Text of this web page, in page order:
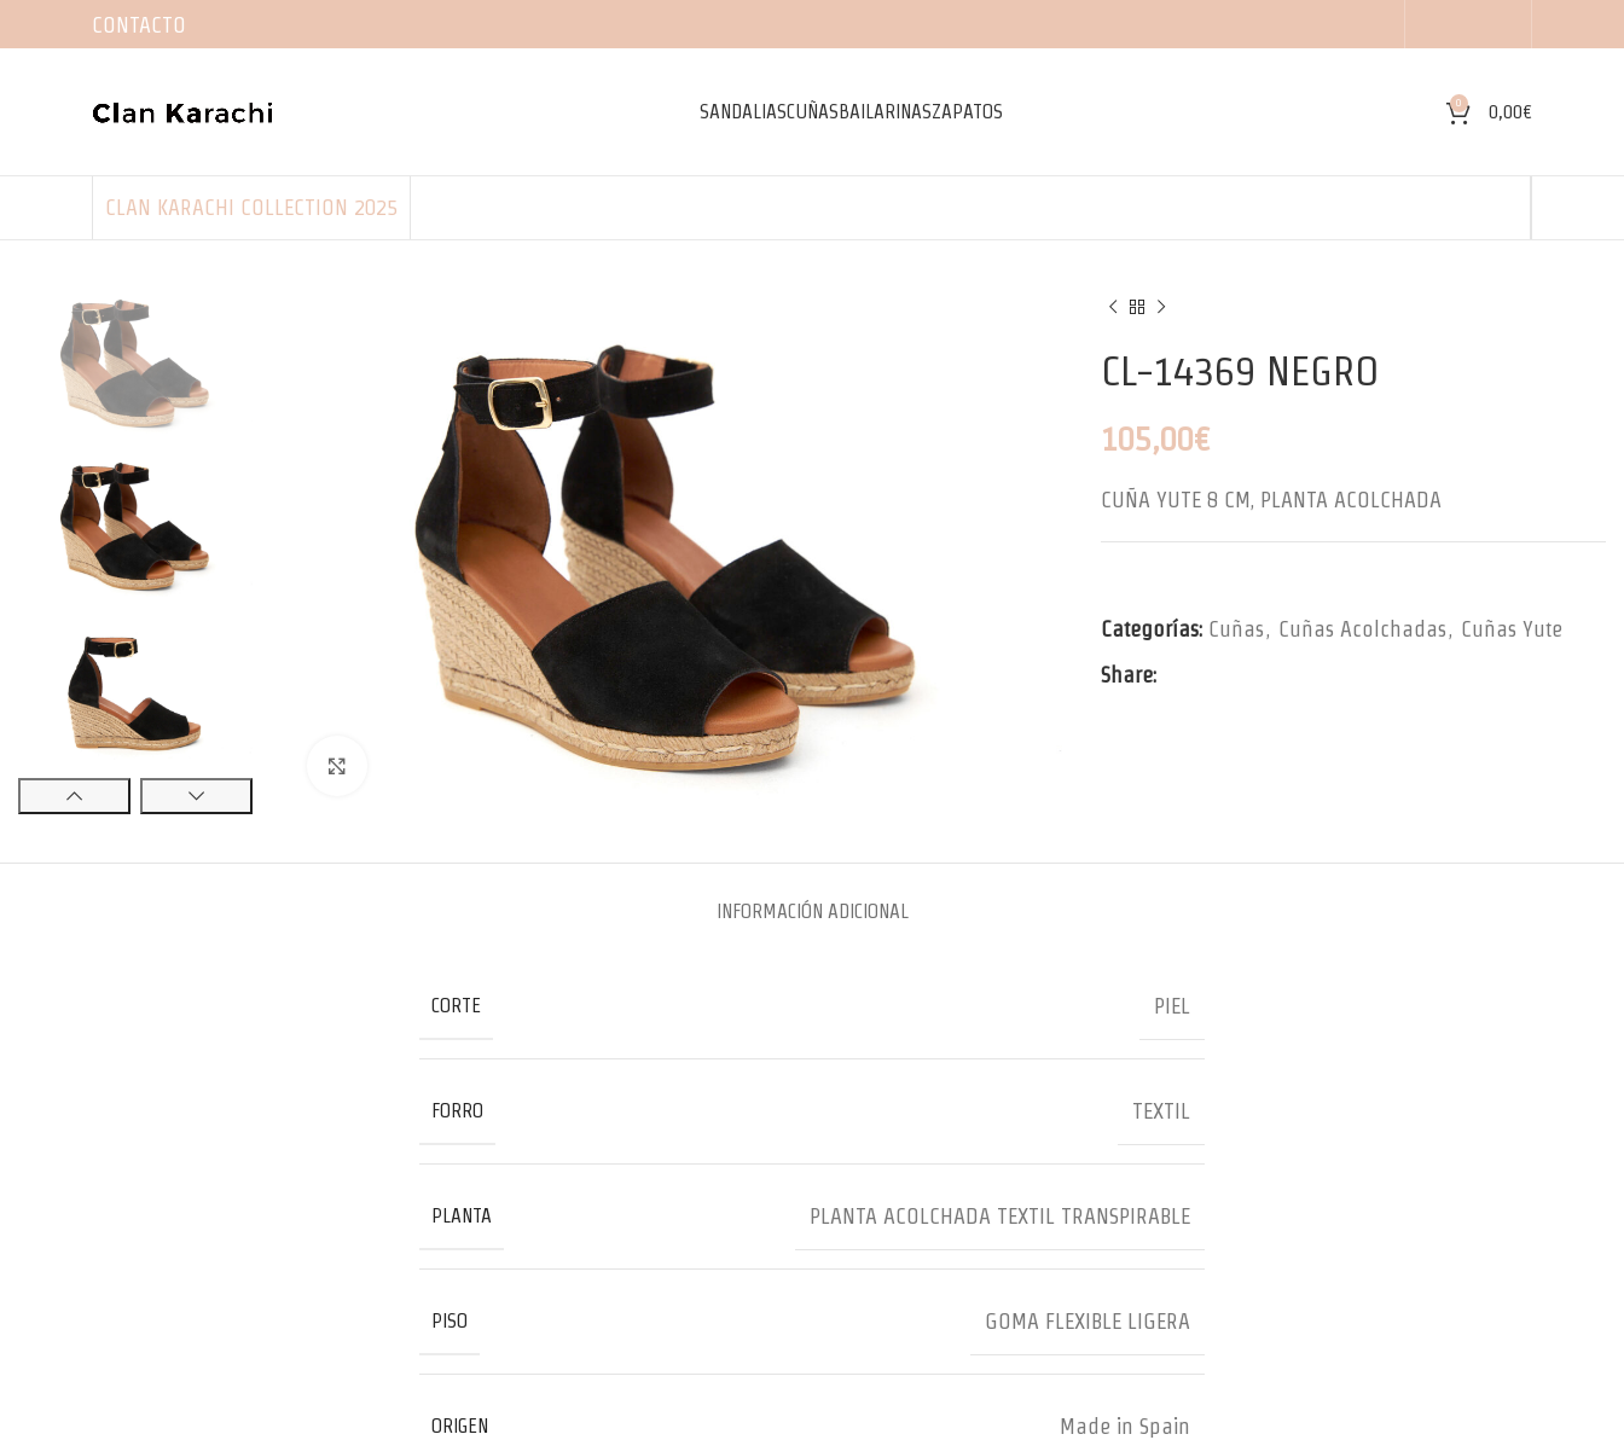
CONTACTO
SANDALIASCUÑAS BAILARINASZAPATOS 0 0,00€
CLAN KARACHI COLLECTION 2025
CL-14369 NEGRO
105,00€
CUÑA YUTE 8 CM, PLANTA ACOLCHADA
Categorías: Cuñas, Cuñas Acolchadas, Cuñas Yute
Share:
INFORMACIÓN ADICIONAL
CORTE PIEL
FORRO TEXTIL
PLANTA PLANTA ACOLCHADA TEXTIL TRANSPIRABLE
PISO GOMA FLEXIBLE LIGERA
ORIGEN Made in Spain